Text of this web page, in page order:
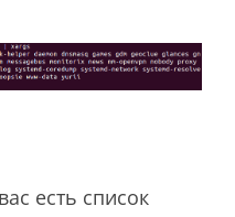
есть список